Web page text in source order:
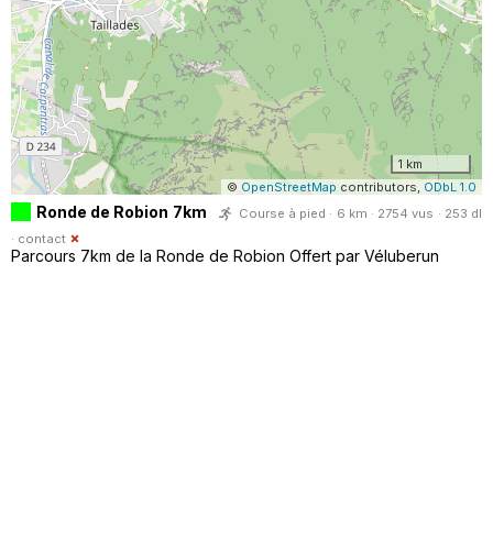
1 km
© OpenStreetMap contributors, ODbL 1.0
Ronde de Robion 7km
Course à pied · 6 km · 2754 vus · 253 dl
· contact
Parcours 7km de la Ronde de Robion Offert par Véluberun